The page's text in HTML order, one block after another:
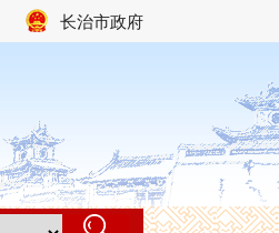
长治市政府